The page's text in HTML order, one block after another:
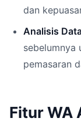
dan
Analisis
sebelumnya
pemasaran
Fitur WA